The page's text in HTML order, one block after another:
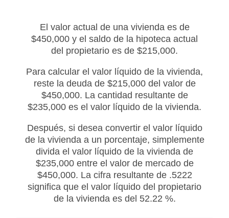
El valor actual de una vivienda es de
$450,000 y el saldo de la hipoteca actual
del propietario es de $215,000.
Para calcular el valor líquido de la vivienda,
reste la deuda de $215,000 del valor de
$450,000. La cantidad resultante de
$235,000 es el valor líquido de la vivienda.
Después, si desea convertir el valor líquido
de la vivienda a un porcentaje, simplemente
divida el valor líquido de la vivienda de
$235,000 entre el valor de mercado de
$450,000. La cifra resultante de .5222
significa que el valor líquido del propietario
de la vivienda es del 52.22 %.